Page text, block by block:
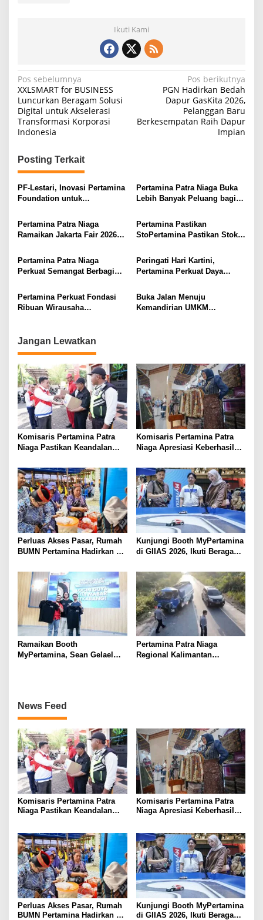
Ikuti Kami
N
a
v
i
a
s
i
o
Pos sebelumnya
XXLSMART for BUSINESS
Luncurkan Beragam Solusi
Digital untuk Akselerasi
Transformasi Korporasi
Indonesia
Pos berikutnya
PGN Hadirkan Bedah
Dapur GasKita 2026,
Pelanggan Baru
Berkesempatan Raih Dapur
Impian
Posting Terkait
PF-Lestari, Inovasi Pertamina
Foundation untuk
AI Raih APQA 2026
Pertamina Patra Niaga Buka
Lebih Banyak Peluang bagi
Mandiri
Pertamina Patra Niaga
Ramaikan Jakarta Fair 2026
dan Promo Bright Gas
Pertamina Pastikan
StoPertamina Pastikan Stok
Pertamina Patra Niaga
Perkuat Semangat Berbagi
pada Momentum Iduladha
1447 H
Peringati Hari Kartini,
Pertamina Perkuat Daya
Pelatihan, Sertifikasi, dan
Ekspansi Pasar
Pertamina Perkuat Fondasi
Ribuan Wirausaha
Buka Jalan Menuju
Kemandirian UMKM
Jangan Lewatkan
Komisaris Pertamina Patra
Niaga Pastikan Keandalan
Mobilitas Masyarakat &
Wisatawan
Komisaris Pertamina Patra
Niaga Apresiasi Keberhasilan
2026
Perluas Akses Pasar, Rumah
BUMN Pertamina Hadirkan 13
Sulawesi Tengah
Kunjungi Booth MyPertamina
di GIIAS 2026, Ikuti Beragam
Hadiahnya
Ramaikan Booth
MyPertamina, Sean Gelael
Pertamina Patra Niaga
Regional Kalimantan
News Feed
Komisaris Pertamina Patra
Niaga Pastikan Keandalan
Wisatawan
Komisaris Pertamina Patra
Niaga Apresiasi Keberhasilan
Perluas Akses Pasar, Rumah
BUMN Pertamina Hadirkan 13
Kunjungi Booth MyPertamina
di GIIAS 2026, Ikuti Beragam